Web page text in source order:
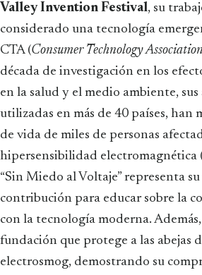
Valley Invention Festival, su
considerado una tecnología
CTA (Consumer Technology Association
década de investigación en los
en la salud y el medio ambiente, sus
utilizadas en más de 40 países, han
de vida de miles de personas
hipersensibilidad electromagnética
“Sin Miedo al Voltaje” representa
contribución para educar sobre la
con la tecnología moderna.
fundación que protege a las abejas
electrosmog, demostrando su